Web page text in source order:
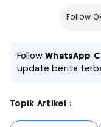
Follow
FollowWhatsApp
update berita
Topik Artikel :